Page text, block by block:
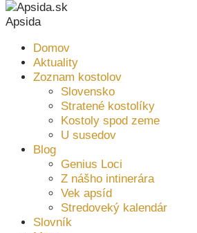
Apsida
Domov
Aktuality
Zoznam kostolov
Slovensko
Stratené kostolíky
Kostoly spod zeme
U susedov
Blog
Genius Loci
Z nášho intinerára
Vek apsíd
Stredoveký kalendár
Slovník